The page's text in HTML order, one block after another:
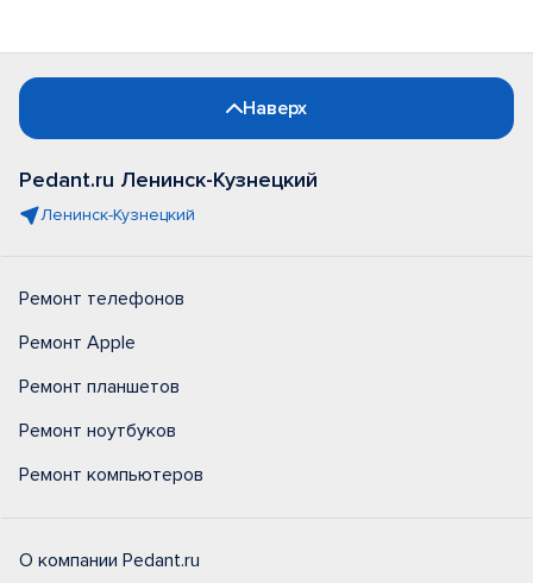
Наверх
Pedant.ru Ленинск-Кузнецкий
Ленинск-Кузнецкий
Ремонт телефонов
Ремонт Apple
Ремонт планшетов
Ремонт ноутбуков
Ремонт компьютеров
О компании Pedant.ru